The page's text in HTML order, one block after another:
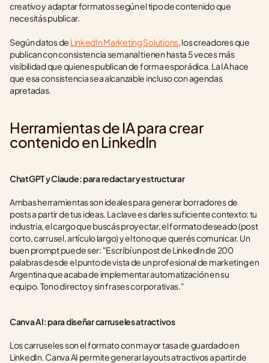
creativo y adaptar formatos según el tipo de contenido que
necesitás publicar.
Según datos de LinkedIn Marketing Solutions, los creadores que
publican con consistencia semanal tienen hasta 5 veces más
visibilidad que quienes publican de forma esporádica. La IA hace
que esa consistencia sea alcanzable incluso con agendas
apretadas.
Herramientas de IA para crear
contenido en LinkedIn
ChatGPT y Claude: para redactar y estructurar
Ambas herramientas son ideales para generar borradores de
posts a partir de tus ideas. La clave es darles suficiente contexto: tu
industria, el cargo que buscás proyectar, el formato deseado (post
corto, carrusel, artículo largo) y el tono que querés comunicar. Un
buen prompt puede ser: "Escribí un post de LinkedIn de 200
palabras desde el punto de vista de un profesional de marketing en
Argentina que acaba de implementar automatización en su
equipo. Tono directo y sin frases corporativas."
Canva AI: para diseñar carruseles atractivos
Los carruseles son el formato con mayor tasa de guardado en
LinkedIn. Canva AI permite generar layouts atractivos a partir de